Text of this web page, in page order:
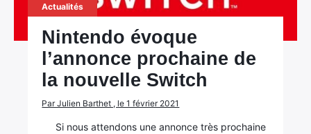
Actualités
Nintendo évoque
l’annonce prochaine de
la nouvelle Switch
Par Julien Barthet , le 1 février 2021
Si nous attendons une annonce très prochaine